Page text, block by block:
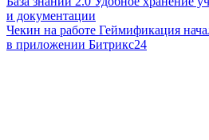
и документации
Чекин на работе Геймификация
в приложении Битрикс24